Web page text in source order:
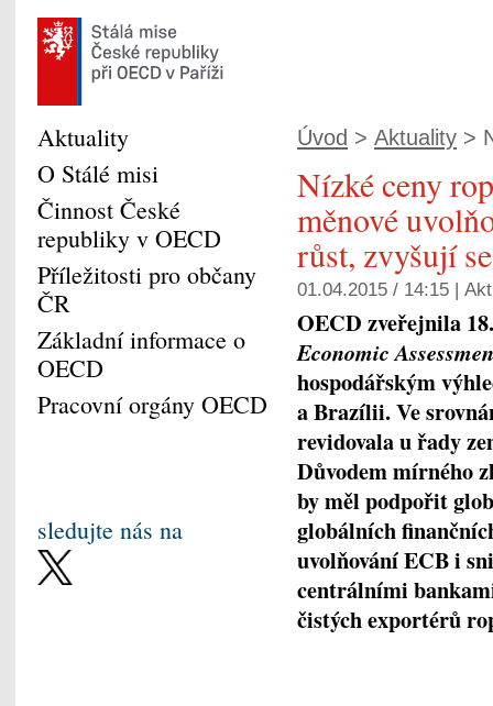
Úvod > Aktuality >
Nízké ceny
měnové
růst, zvyšují
01.04.2015 / 14:15 |
OECD zveřejnila
Economic
hospodářským
a Brazílii. Ve
revidovala u řady
Důvodem mírného
by měl podpořit
globálních
uvolňování ECB i
centrálními
čistých exportérů
Aktuality
O Stálé misi
Činnost České
republiky v OECD
Příležitosti pro občany
ČR
Základní informace o
OECD
Pracovní orgány OECD
sledujte nás na